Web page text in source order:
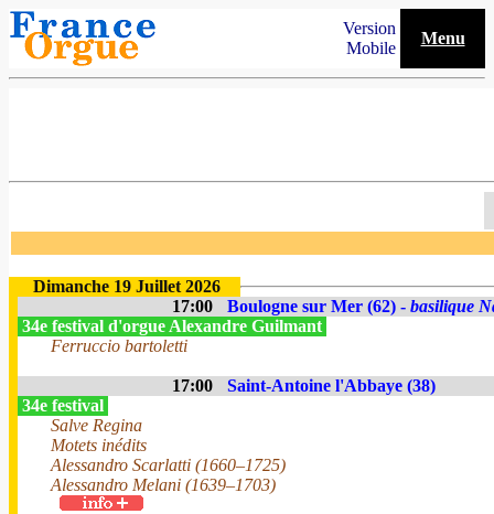
Version
Mobile
Menu
Dimanche 19 Juillet 2026
17:00
Boulogne sur Mer (62) - basilique
34e festival d'orgue Alexandre Guilmant
Ferruccio bartoletti
17:00
Saint-Antoine l'Abbaye (38)
34e festival
Salve Regina
Motets inédits
Alessandro Scarlatti (1660–1725)
Alessandro Melani (1639–1703)